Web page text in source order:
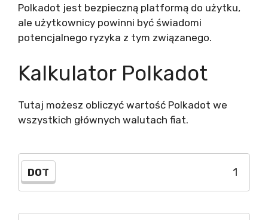
Polkadot jest bezpieczną platformą do użytku,
ale użytkownicy powinni być świadomi
potencjalnego ryzyka z tym związanego.
Kalkulator Polkadot
Tutaj możesz obliczyć wartość Polkadot we
wszystkich głównych walutach fiat.
DOT